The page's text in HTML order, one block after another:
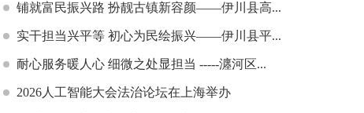
铺就富民振兴路 扮靓古镇新容颜——伊川县高...
实干担当兴平等 初心为民绘振兴——伊川县平...
耐心服务暖人心 细微之处显担当 -----瀍河区...
2026人工智能大会法治论坛在上海举办